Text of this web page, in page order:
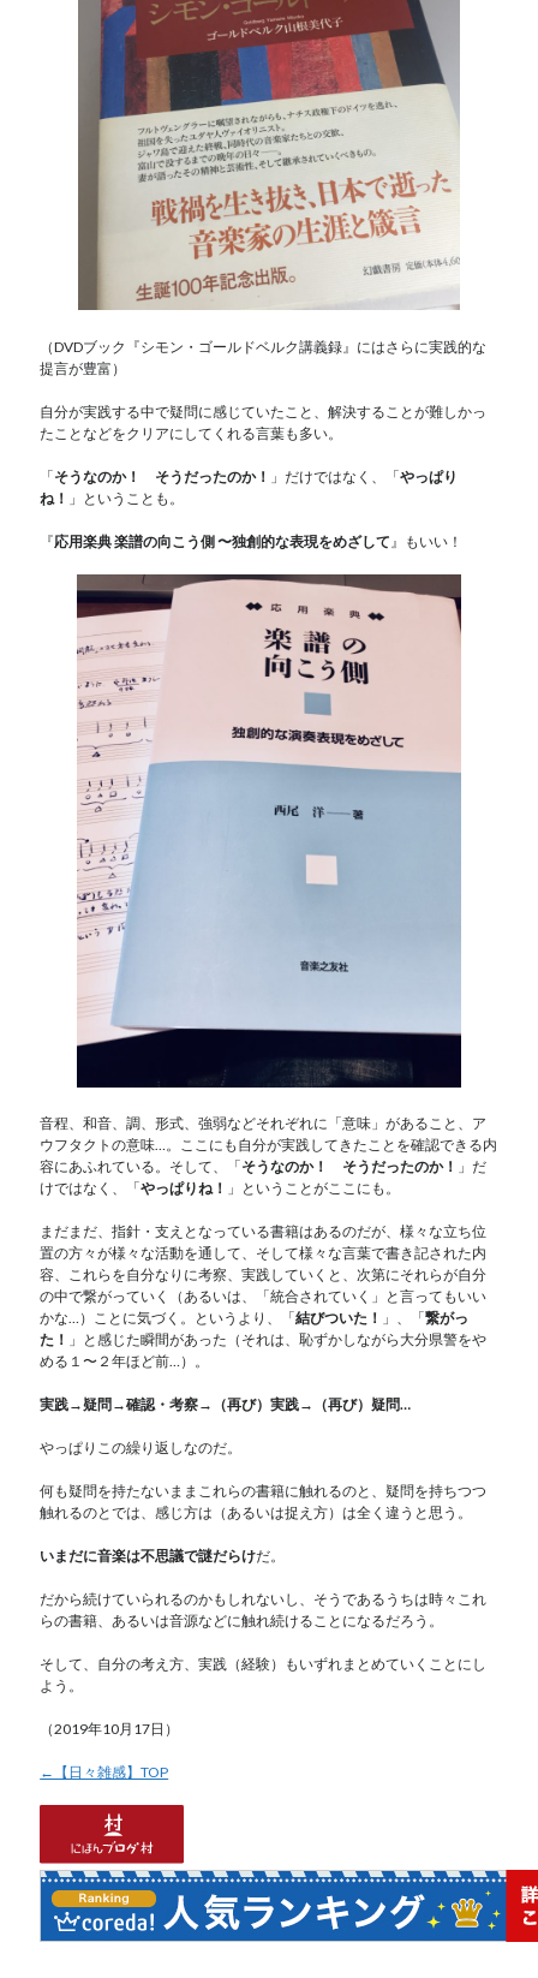
（DVDブック『シモン・ゴールドベルク講義録』にはさらに実践的な
提言が豊富）
自分が実践する中で疑問に感じていたこと、解決することが難しかっ
たことなどをクリアにしてくれる言葉も多い。
「そうなのか！ そうだったのか！ 」だけではなく、「やっぱり
ね！ 」ということも。
『応用楽典 楽譜の向こう側 〜独創的な表現をめざして』もいい！
音程、和音、調、形式、強弱などそれぞれに「意味」があること、ア
ウフタクトの意味…。ここにも自分が実践してきたことを確認できる内
容にあふれている。そして、「そうなのか！ そうだったのか！ 」だ
けではなく、「やっぱりね！ 」ということがここにも。
まだまだ、指針・支えとなっている書籍はあるのだが、様々な立ち位
置の方々が様々な活動を通して、そして様々な言葉で書き記された内
容、これらを自分なりに考察、実践していくと、次第にそれらが自分
の中で繋がっていく（あるいは、「統合されていく」と言ってもいい
かな…）ことに気づく。というより、「結びついた！ 」、「繋がっ
た！ 」と感じた瞬間があった（それは、恥ずかしながら大分県警をや
める１〜２年ほど前…）。
実践→疑問→確認・考察→（再び）実践→（再び）疑問…
やっぱりこの繰り返しなのだ。
何も疑問を持たないままこれらの書籍に触れるのと、疑問を持ちつつ
触れるのとでは、感じ方は（あるいは捉え方）は全く違うと思う。
いまだに音楽は不思議で謎だらけだ。
だから続けていられるのかもしれないし、そうであるうちは時々これ
らの書籍、あるいは音源などに触れ続けることになるだろう。
そして、自分の考え方、実践（経験）もいずれまとめていくことにし
よう。
（2019年10月17日）
←【日々雑感】TOP